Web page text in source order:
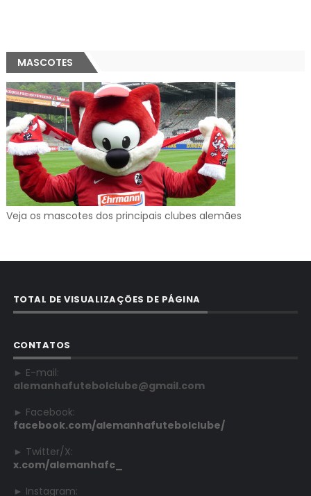
MASCOTES
Veja os mascotes dos principais clubes alemães
TOTAL DE VISUALIZAÇÕES DE PÁGINA
CONTATOS
► E-mail:
alemanhafutebolclube@gmail.com
► Facebook:
facebook.com/alemanhafutebolclube/
► Twitter/X:
x.com/alemanhafc_
► Instagram: